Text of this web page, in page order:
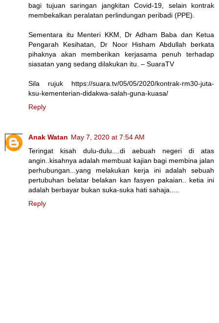
bagi tujuan saringan jangkitan Covid-19, selain kontrak
membekalkan peralatan perlindungan peribadi (PPE).
Sementara itu Menteri KKM, Dr Adham Baba dan Ketua
Pengarah Kesihatan, Dr Noor Hisham Abdullah berkata
pihaknya akan memberikan kerjasama penuh terhadap
siasatan yang sedang dilakukan itu. – SuaraTV
Sila rujuk https://suara.tv/05/05/2020/kontrak-rm30-juta-
ksu-kementerian-didakwa-salah-guna-kuasa/
Reply
Anak Watan May 7, 2020 at 7:54 AM
Teringat kisah dulu-dulu....di aebuah negeri di atas
angin..kisahnya adalah membuat kajian bagi membina jalan
perhubungan...yang melakukan kerja ini adalah sebuah
pertubuhan belatar belakan kan fasyen pakaian.. ketia ini
adalah berbayar bukan suka-suka hati sahaja.....
Reply